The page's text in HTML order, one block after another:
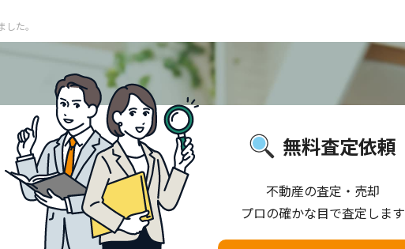
た。
無料査定依頼
不動産の査定・売却
プロの確かな目で査定します